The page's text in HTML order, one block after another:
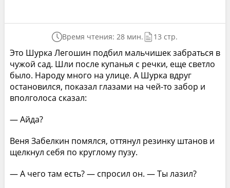
Время чтения: 28 мин. 13 стр.
Это Шурка Легошин подбил мальчишек забраться в
чужой сад. Шли после купанья с речки, еще светло
было. Народу много на улице. А Шурка вдруг
остановился, показал глазами на чей-то забор и
вполголоса сказал:
— Айда?
Веня Забелкин помялся, оттянул резинку штанов и
щелкнул себя по круглому пузу.
— А чего там есть? — спросил он. — Ты лазил?